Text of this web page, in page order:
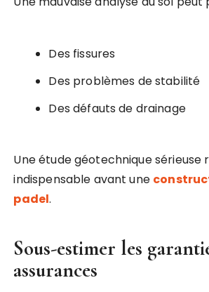
Des fissures
Des problèmes de stabilité
Des défauts de drainage
Une étude géotechnique sérieuse
indispensable avant une
padel.
Sous-estimer les
assurances